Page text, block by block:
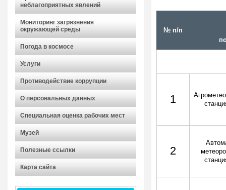
неблагоприятных явлений
Мониторинг загрязнения
окружающей среды
Погода в космосе
Услуги
Противодействие коррупции
О персональных данных
Специальная оценка рабочих мест
Музей
Полезные ссылки
Карта сайта
№ п/п
1
2